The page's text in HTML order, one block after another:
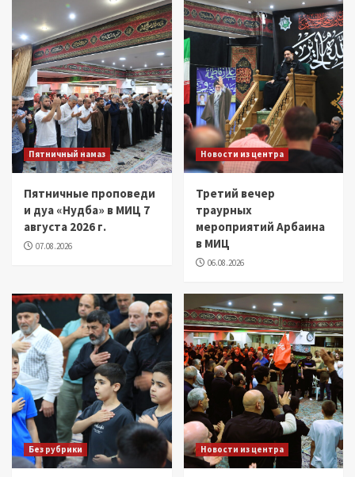
Пятничный намаз
Пятничные проповеди
и дуа «Нудба» в МИЦ 7
августа 2026 г.
07.08.2026
Новости из центра
Третий вечер
траурных
мероприятий Арбаина
в МИЦ
06.08.2026
Без рубрики Новости из центра